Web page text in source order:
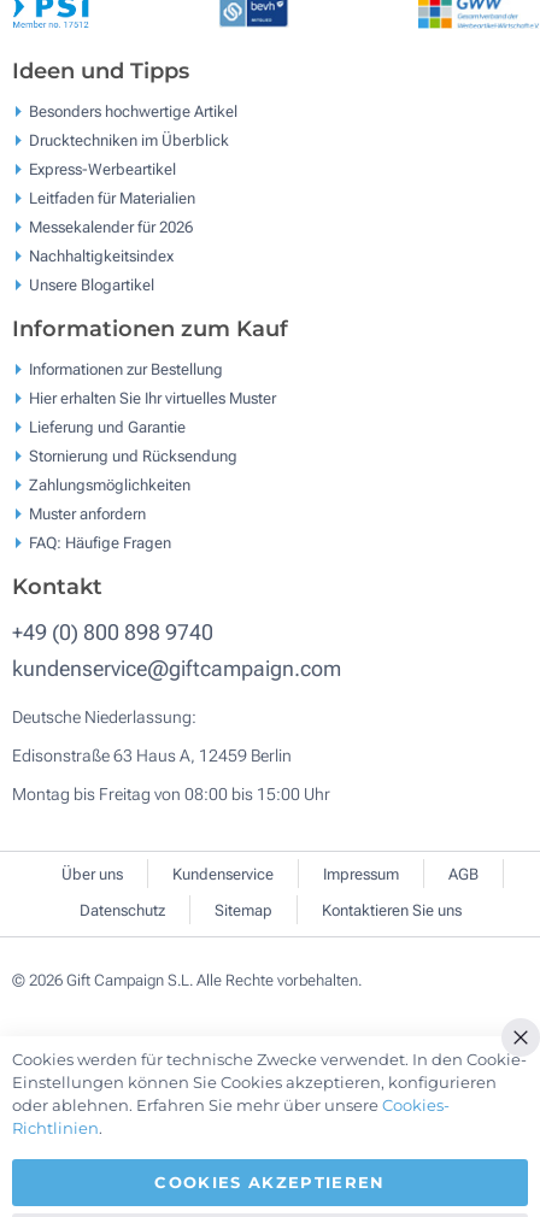
Ideen und Tipps
Besonders hochwertige Artikel
Drucktechniken im Überblick
Express-Werbeartikel
Leitfaden für Materialien
Messekalender für 2026
Nachhaltigkeitsindex
Unsere Blogartikel
Informationen zum Kauf
Informationen zur Bestellung
Hier erhalten Sie Ihr virtuelles Muster
Lieferung und Garantie
Stornierung und Rücksendung
Zahlungsmöglichkeiten
Muster anfordern
FAQ: Häufige Fragen
Kontakt
+49 (0) 800 898 9740
kundenservice@giftcampaign.com
Deutsche Niederlassung:
Edisonstraße 63 Haus A, 12459 Berlin
Montag bis Freitag von 08:00 bis 15:00 Uhr
Über uns Kundenservice Impressum
AGB
Datenschutz
Sitemap Kontaktieren Sie uns
© 2026 Gift Campaign S.L. Alle Rechte vorbehalten.
Cookies werden für technische Zwecke verwendet. In den Cookie-
Einstellungen können Sie Cookies akzeptieren, konfigurieren
oder ablehnen. Erfahren Sie mehr über unsereCookies-
Richtlinien.
COOKIES AKZEPTIEREN